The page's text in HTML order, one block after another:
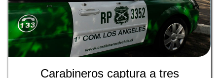
Carabineros captura a tres